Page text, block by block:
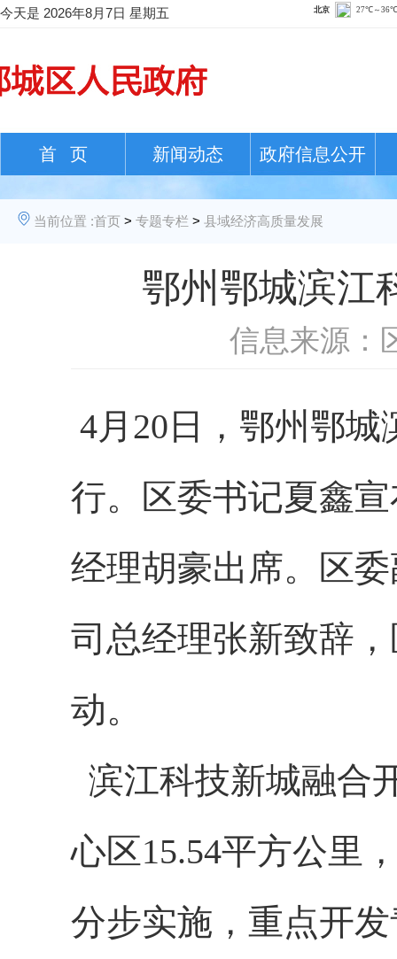
今天是 2026年8月7日 星期五
首 页 新闻动态 政府信息公开
当前位置 :首页 > 专题专栏 > 县域经济高质量发展
鄂州鄂城滨江
信息来源：
4月20日，鄂州鄂
行。区委书记夏鑫
经理胡豪出席。区
司总经理张新致辞
动。
滨江科技新城融合
心区15.54平方公里
分步实施，重点开